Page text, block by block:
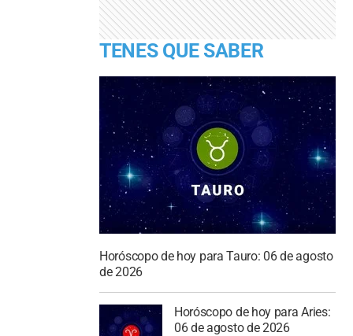
TENES QUE SABER
Horóscopo de hoy para Tauro: 06 de agosto
de 2026
Horóscopo de hoy para Aries:
06 de agosto de 2026